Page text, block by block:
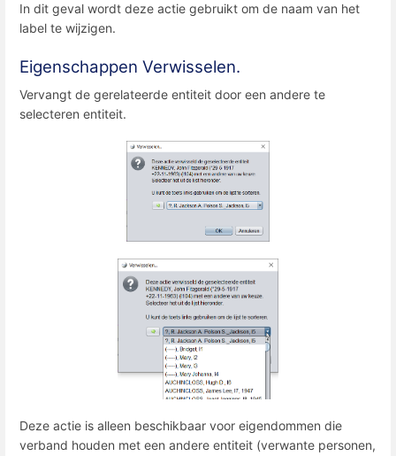
In dit geval wordt deze actie gebruikt om de naam van het
label te wijzigen.
Eigenschappen Verwisselen.
Vervangt de gerelateerde entiteit door een andere te
selecteren entiteit.
Deze actie is alleen beschikbaar voor eigendommen die
verband houden met een andere entiteit (verwante personen,